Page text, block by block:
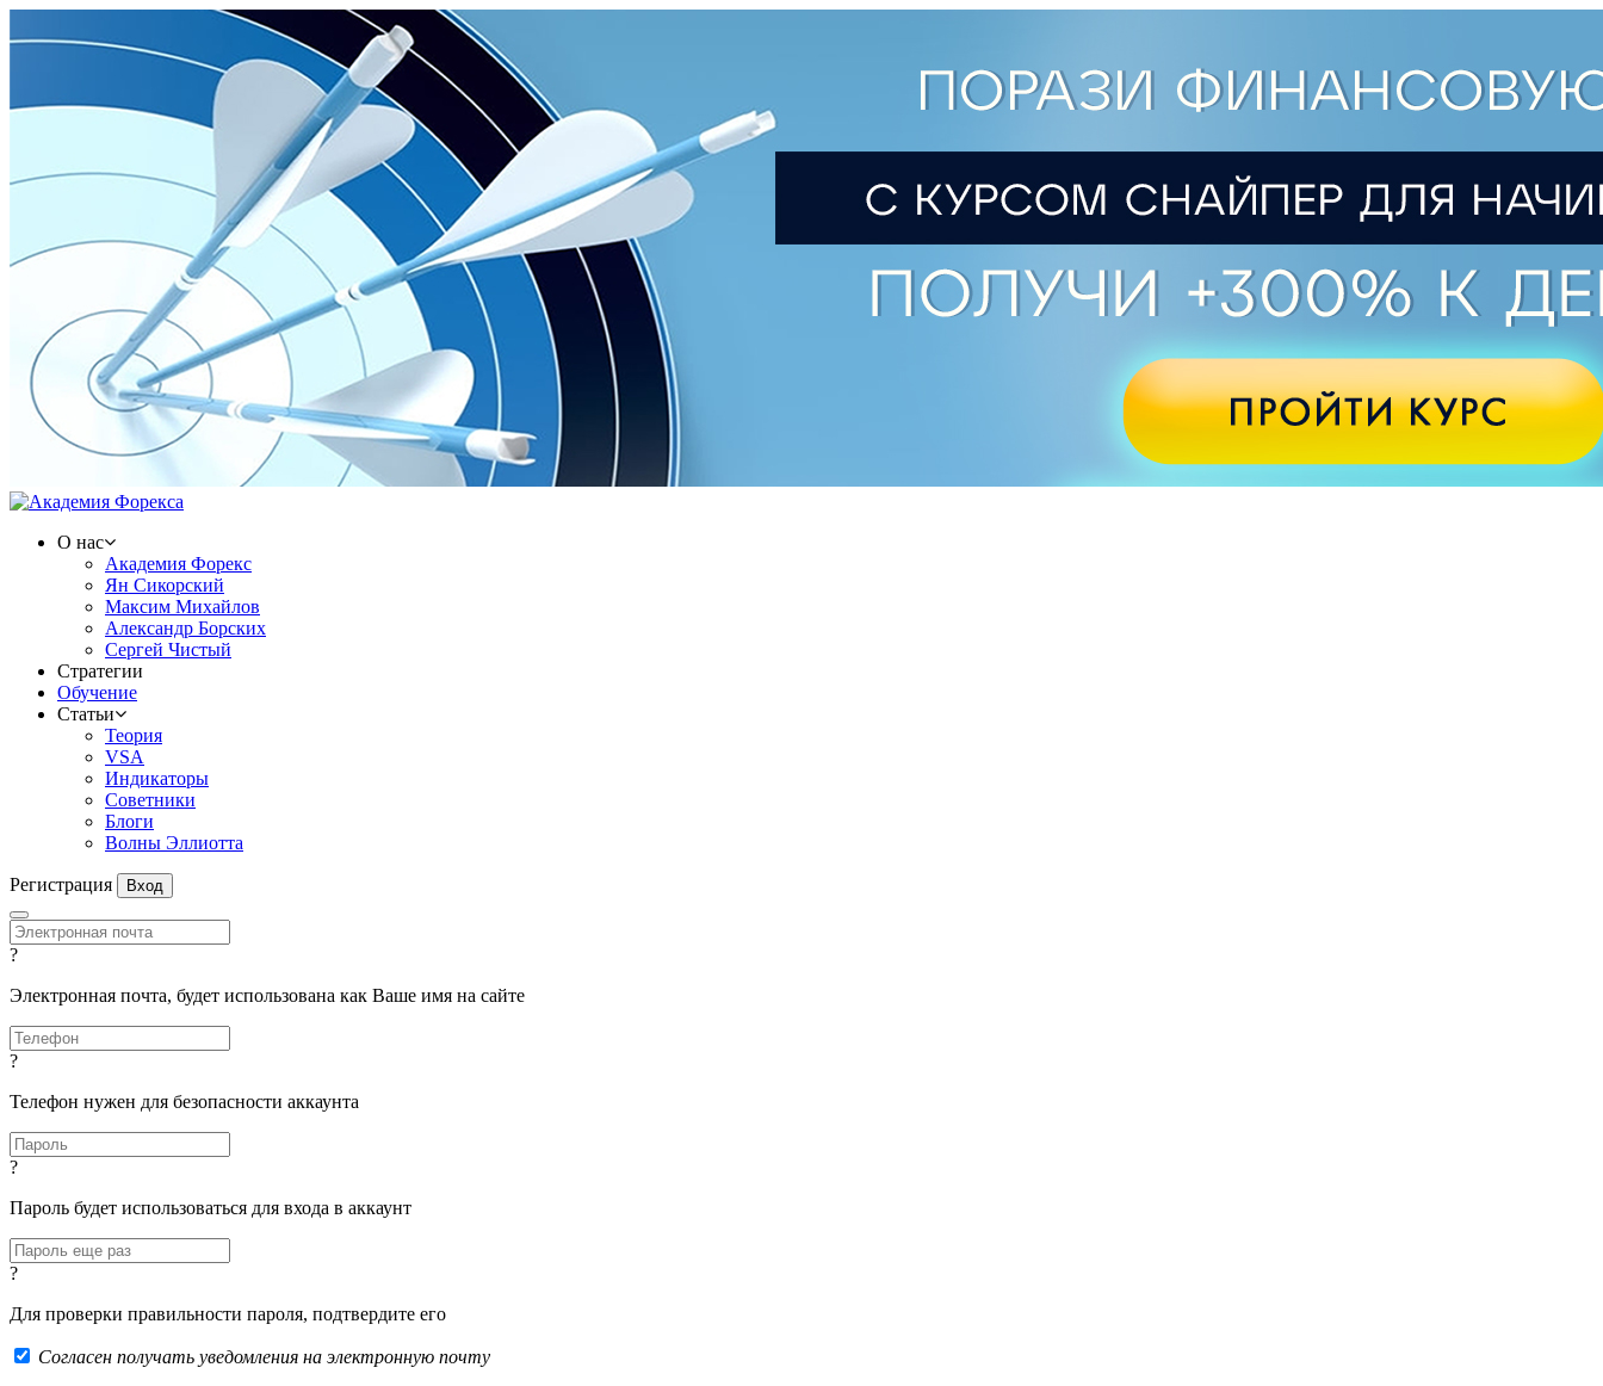
О нас
Академия Форекс
Ян Сикорский
Максим Михайлов
Александр Борских
Сергей Чистый
Стратегии
Обучение
Статьи
Теория
VSA
Индикаторы
Советники
Блоги
Волны Эллиотта
Регистрация Вход
?
Электронная почта, будет использована как Ваше имя на сайте
?
Телефон нужен для безопасности аккаунта
?
Пароль будет использоваться для входа в аккаунт
?
Для проверки правильности пароля, подтвердите его
Согласен получать уведомления на электронную почту